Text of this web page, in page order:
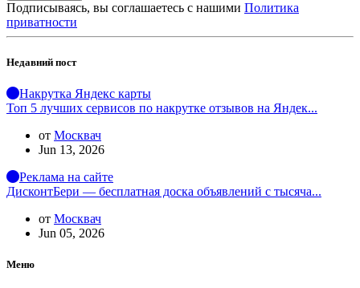
Подписываясь, вы соглашаетесь с нашими Политика
приватности
Недавний пост
Накрутка Яндекс карты
Топ 5 лучших сервисов по накрутке отзывов на Яндек...
от Москвач
Jun 13, 2026
Реклама на сайте
ДисконтБери — бесплатная доска объявлений с тысяча...
от Москвач
Jun 05, 2026
Меню